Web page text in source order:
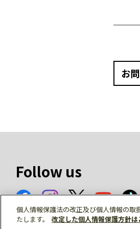
お
Follow us
個人情報保護法の改正及び個人情報の取
たします。
改定した個人情報保護方針は